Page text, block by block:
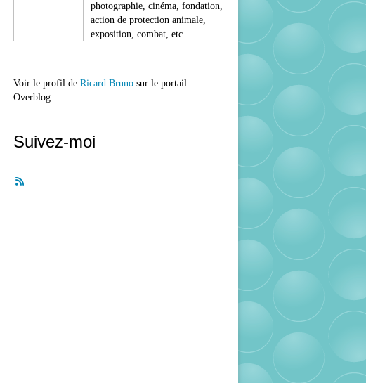
photographie, cinéma, fondation,
action de protection animale,
exposition, combat, etc.
Voir le profil de Ricard Bruno sur le portail
Overblog
Suivez-moi